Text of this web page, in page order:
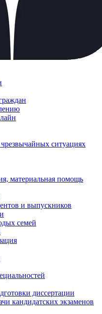
ситуациях
материальная помощь
и выпускников
семей
диссертации
кандидатских экзаменов